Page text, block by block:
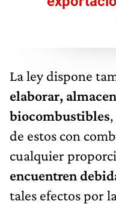
La ley dispone
elaborar,
biocombustibles
de estos con
cualquier
encuentren
tales efectos por